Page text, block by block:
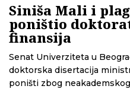
Siniša Mali i
poništio
finansija
Senat Univerziteta u
doktorska disertacija
poništi zbog